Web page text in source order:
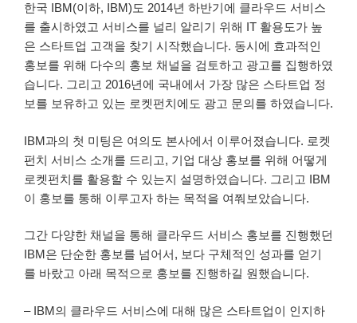
한국 IBM(이하, IBM)도 2014년 하반기에 클라우드 서비스
를 출시하였고 서비스를 널리 알리기 위해 IT 활용도가 높
은 스타트업 고객을 찾기 시작했습니다. 동시에 효과적인
홍보를 위해 다수의 홍보 채널을 검토하고 광고를 집행하였
습니다. 그리고 2016년에 국내에서 가장 많은 스타트업 정
보를 보유하고 있는 로켓펀치에도 광고 문의를 하였습니다.
IBM과의 첫 미팅은 여의도 본사에서 이루어졌습니다. 로켓
펀치 서비스 소개를 드리고, 기업 대상 홍보를 위해 어떻게
로켓펀치를 활용할 수 있는지 설명하였습니다. 그리고 IBM
이 홍보를 통해 이루고자 하는 목적을 여쭤보았습니다.
그간 다양한 채널을 통해 클라우드 서비스 홍보를 진행했던
IBM은 단순한 홍보를 넘어서, 보다 구체적인 성과를 얻기
를 바랐고 아래 목적으로 홍보를 진행하길 원했습니다.
– IBM의 클라우드 서비스에 대해 많은 스타트업이 인지하